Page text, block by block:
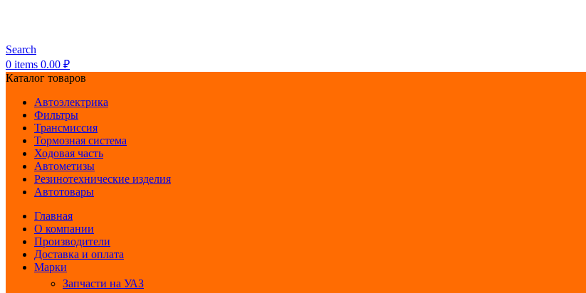
Search
0 items 0.00 ₽
Каталог товаров
Автоэлектрика
Фильтры
Трансмиссия
Тормозная система
Ходовая часть
Автометизы
Резинотехнические изделия
Автотовары
Главная
О компании
Производители
Доставка и оплата
Марки
Запчасти на УАЗ